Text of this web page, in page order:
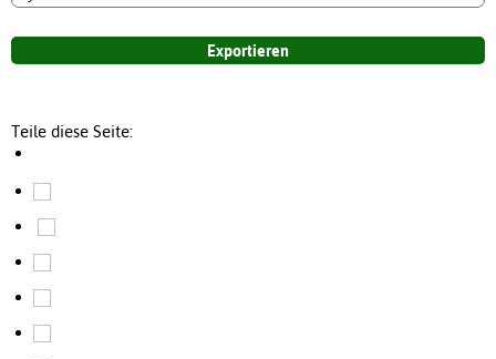
Teile diese Seite: